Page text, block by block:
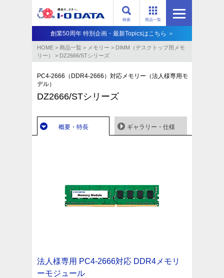
商品一覧
検索
創業50周年 特別企画・最新Topicsはこちら ＞
HOME > 商品一覧 > メモリー > DIMM（デスクトップ用メモ
リー）
> DZ2666/STシリーズ
PC4-2666（DDR4-2666）対応メモリー（法人様専用モ
デル）
DZ2666/STシリーズ
概要・特長 ギャラリー・仕様
法人様専用 PC4-2666対応 DDR4メモリ
ーモジュール